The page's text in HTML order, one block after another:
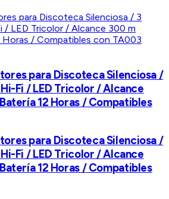
para Discoteca Silenciosa /
Fi / LED Tricolor / Alcance
12 Horas / Compatibles
para Discoteca Silenciosa /
Fi / LED Tricolor / Alcance
12 Horas / Compatibles